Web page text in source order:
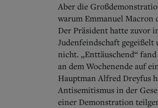
Aber die
warum Emmanuel Macron
Der Präsident hatte zuvor
Judenfeindschaft gegeißelt
nicht. „Enttäuschend“
an dem Wochenende auf
Hauptman Alfred Dreyfus
Antisemitismus in der
einer Demonstration